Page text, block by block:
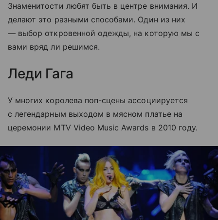
Знаменитости любят быть в центре внимания. И
делают это разными способами. Один из них
— выбор откровенной одежды, на которую мы с
вами вряд ли решимся.
Леди Гага
У многих королева поп-сцены ассоциируется
с легендарным выходом в мясном платье на
церемонии MTV Video Music Awards в 2010 году.